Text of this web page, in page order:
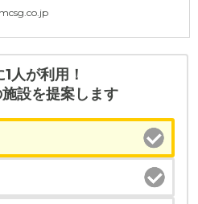
人が利用！
設を提案します